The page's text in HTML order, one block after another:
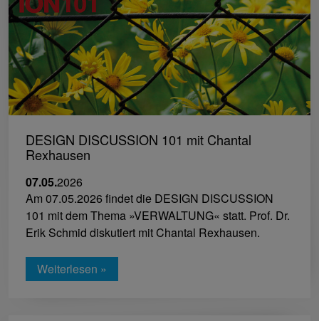
DESIGN DISCUSSION 101 mit Chantal
Rexhausen
07.05.2026
Am 07.05.2026 findet die DESIGN DISCUSSION
101 mit dem Thema »VERWALTUNG« statt. Prof. Dr.
Erik Schmid diskutiert mit Chantal Rexhausen.
Weiterlesen »